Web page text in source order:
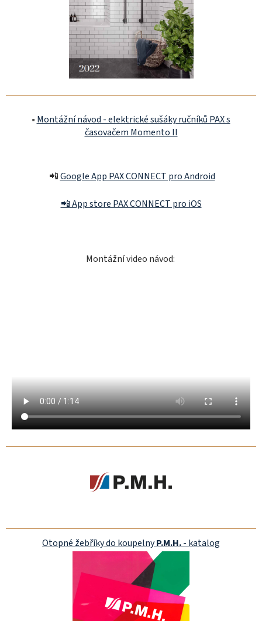
▪️ Montážní návod - elektrické sušáky ručníků PAX s
časovačem Momento II
📲Google App PAX CONNECT pro Android
📲 App store PAX CONNECT pro iOS
Montážní video návod:
Otopné žebříky do koupelnyP.M.H.- katalog